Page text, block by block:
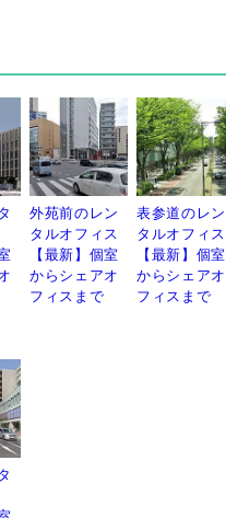
外苑前のレン
タルオフィス
【最新】個室
からシェアオ
フィスまで
表参道のレン
タルオフィス
【最新】個室
からシェアオ
フィスまで